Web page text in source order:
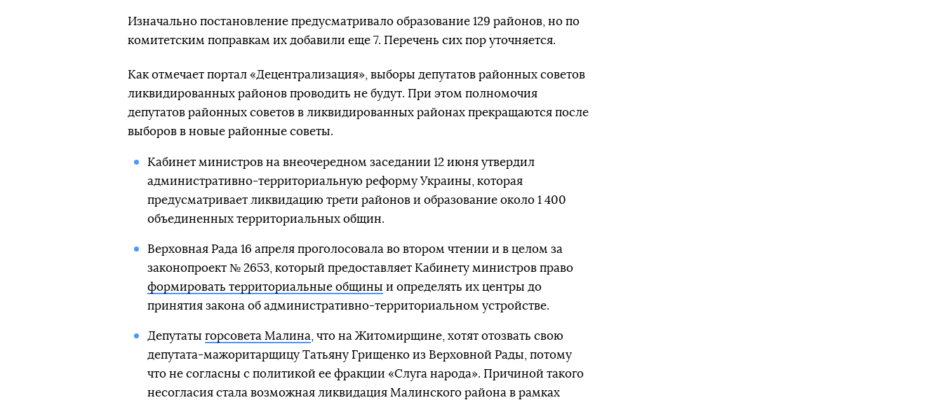
Изначально постановление предусматривало образование 129 районов, но по
комитетским поправкам их добавили еще 7. Перечень сих пор уточняется.
Как отмечает портал «Децентрализация», выборы депутатов районных советов
ликвидированных районов проводить не будут. При этом полномочия
депутатов районных советов в ликвидированных районах прекращаются после
выборов в новые районные советы.
Кабинет министров на внеочередном заседании 12 июня утвердил
административно-территориальную реформу Украины, которая
предусматривает ликвидацию трети районов и образование около 1 400
объединенных территориальных общин.
Верховная Рада 16 апреля проголосовала во втором чтении и в целом за
законопроект № 2653, который предоставляет Кабинету министров право
формировать территориальные общины и определять их центры до
принятия закона об административно-территориальном устройстве.
Депутаты горсовета Малина , что на Житомирщине, хотят отозвать свою
депутата-мажоритарщицу Татьяну Грищенко из Верховной Рады, потому
что не согласны с политикой ее фракции «Слуга народа». Причиной такого
несогласия стала возможная ликвидация Малинского района в рамках